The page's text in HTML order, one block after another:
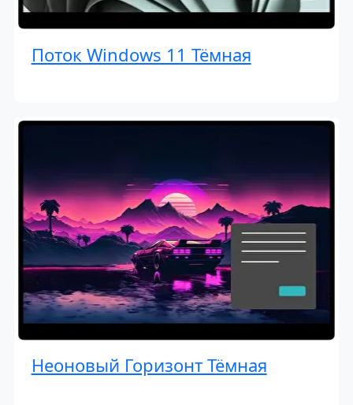
Поток Windows 11 Тёмная
Неоновый Горизонт Тёмная